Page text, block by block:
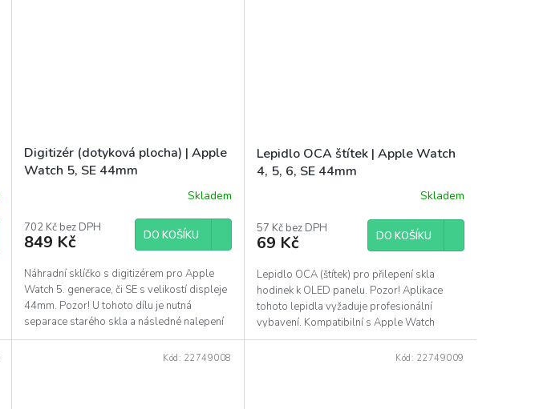
Digitizér (dotyková plocha) | Apple
Watch 5, SE 44mm
produktu
je
z
5
hvězdiček.
Skladem
702 Kč bez DPH
849 Kč DO KOŠÍKU
Náhradní sklíčko s digitizérem pro Apple
Watch 5. generace, či SE s velikostí displeje
44mm. Pozor! U tohoto dílu je nutná
separace starého skla a následné nalepení
tohoto dílu...
Lepidlo OCA štítek | Apple Watch
4, 5, 6, SE 44mm
Skladem
57 Kč bez DPH
69 Kč DO KOŠÍKU
Lepidlo OCA (štítek) pro přilepení skla
hodinek k OLED panelu. Pozor! Aplikace
tohoto lepidla vyžaduje profesionální
vybavení. Kompatibilní s Apple Watch
generace 4, 5, 6 a SE s...
Kód: 22749008 Kód: 22749009